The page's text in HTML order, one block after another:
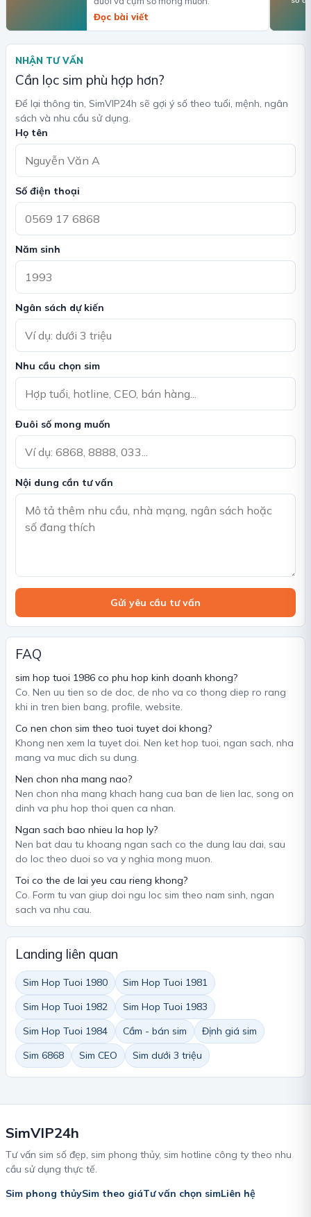
Đọc bài viết
NHẬN TƯ VẤN
Cần lọc sim phù hợp hơn?
Để lại thông tin, SimVIP24h sẽ gợi ý số theo tuổi, mệnh, ngân
sách và nhu cầu sử dụng.
Họ tên
Số điện thoại
Năm sinh
Ngân sách dự kiến
Nhu cầu chọn sim
Đuôi số mong muốn
Nội dung cần tư vấn
Gửi yêu cầu tư vấn
FAQ
sim hop tuoi 1986 co phu hop kinh doanh khong?
Co. Nen uu tien so de doc, de nho va co thong diep ro rang
khi in tren bien bang, profile, website.
Co nen chon sim theo tuoi tuyet doi khong?
Khong nen xem la tuyet doi. Nen ket hop tuoi, ngan sach, nha
mang va muc dich su dung.
Nen chon nha mang nao?
Nen chon nha mang khach hang cua ban de lien lac, song on
dinh va phu hop thoi quen ca nhan.
Ngan sach bao nhieu la hop ly?
Nen bat dau tu khoang ngan sach co the dung lau dai, sau
do loc theo duoi so va y nghia mong muon.
Toi co the de lai yeu cau rieng khong?
Co. Form tu van giup doi ngu loc sim theo nam sinh, ngan
sach va nhu cau.
Landing liên quan
Sim Hop Tuoi 1980
Sim Hop Tuoi 1981
Sim Hop Tuoi 1982
Sim Hop Tuoi 1983
Sim Hop Tuoi 1984
Cầm - bán sim
Định giá sim
Sim 6868
Sim CEO Sim dưới 3 triệu
SimVIP24h
Tư vấn sim số đẹp, sim phong thủy, sim hotline công ty theo nhu
cầu sử dụng thực tế.
Sim phong thủySim theo giáTư vấn chọn simLiên hệ